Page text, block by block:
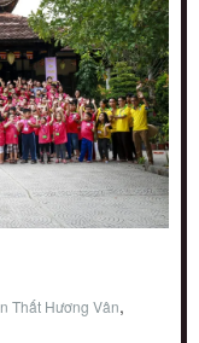
Thất Hương Vân,